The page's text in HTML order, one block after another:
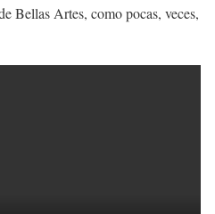
Bellas Artes, como pocas, veces,